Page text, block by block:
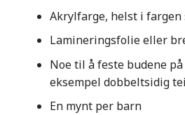
Akrylfarge, helst i fargen
Lamineringsfolie eller
Noe til å feste budene
eksempel dobbeltsidig
En mynt per barn